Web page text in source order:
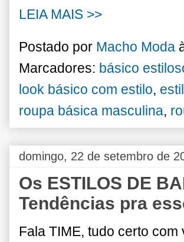
LEIA MAIS >>
Postado por Macho Moda
Marcadores: básico
look básico com estilo,
roupa básica masculina,
domingo, 22 de setembro de
Os ESTILOS DE
Tendências pra
Fala TIME, tudo certo com